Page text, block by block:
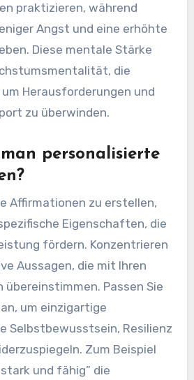
praktizieren, während
Angst und eine erhöhte
Diese mentale Stärke
die
Herausforderungen und
zu überwinden.
personalisierte
Affirmationen zu erstellen,
Eigenschaften, die
fördern. Konzentrieren
Aussagen, die mit Ihren
übereinstimmen. Passen Sie
um einzigartige
Selbstbewusstsein, Resilienz
Zum Beispiel
und fähig” die